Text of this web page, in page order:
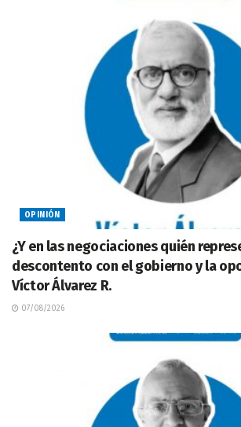
OPINIÓN
¿Y en las negociaciones quién
descontento con el gobierno y la
Víctor Álvarez R.
07/08/2026